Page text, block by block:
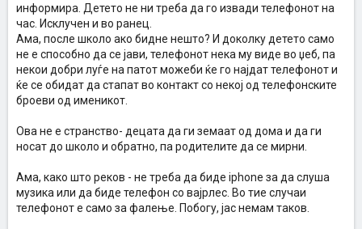
информира. Детето не ни треба да го извади телефонот на
час. Исклучен и во ранец.
Ама, после школо ако бидне нешто? И доколку детето само
не е способно да се јави, телефонот нека му виде во џеб, па
некои добри луѓе на патот можеби ќе го најдат телефонот и
ќе се обидат да стапат во контакт со некој од телефонските
броеви од именикот.
Ова не е странство- децата да ги земаат од дома и да ги
носат до школо и обратно, па родителите да се мирни.
Ама, како што реков - не треба да биде iphone за да слуша
музика или да биде телефон со вајрлес. Во тие случаи
телефонот е само за фалење. Побогу, јас немам таков.